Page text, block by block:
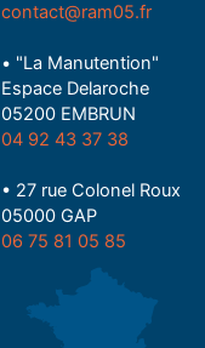
contact@ram05.fr
• "La Manutention"
Espace Delaroche
05200 EMBRUN
04 92 43 37 38
• 27 rue Colonel Roux
05000 GAP
06 75 81 05 85